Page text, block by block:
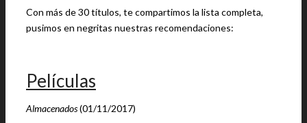
Con más de 30 títulos, te compartimos la lista completa,
pusimos en negritas nuestras recomendaciones:
Películas
Almacenados(01/11/2017)